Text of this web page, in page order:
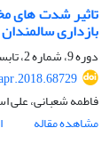
تاثیر شدت های
بازداری سالمندان
دوره 9، شماره 2، تابستان 1397، صفحه
فاطمه شعبانی، علی
مشاهده مقاله